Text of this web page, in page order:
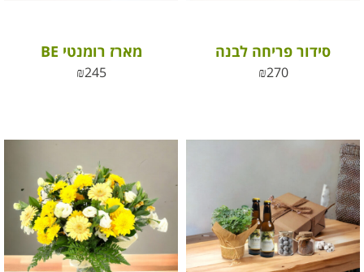
סידור פריחה לבנה
₪270
מארז רומנטי BE
₪245